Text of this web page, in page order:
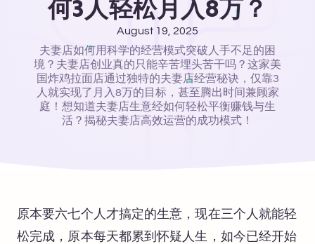
何3人轻松月入8万？
August 19, 2025
夫妻店如何用科学的经营模式突破人手不足的困
境？夫妻店创业真的只能辛苦埋头苦干吗？这家美
国炸鸡拉面店通过独特的夫妻店经营秘诀，仅靠3
人就实现了月入8万的目标，甚至腾出时间兼顾家
庭！想知道夫妻店生意经如何轻松平衡赚钱与生
活？揭秘夫妻店高效运营的成功模式！
原本要六七个人才搞定的生意，现在三个人就能轻
松完成，原本每天都累到怀疑人生，如今已经开始